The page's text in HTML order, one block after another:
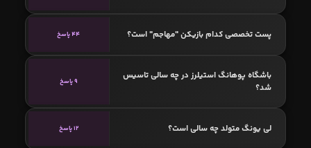
پست تخصصی کدام بازیکن "مهاجم" است؟ 44 پاسخ
باشگاه پوهانگ استیلرز در چه سالی تاسیس
شد؟
9 پاسخ
لی یونگ متولد چه سالی است؟ 12 پاسخ